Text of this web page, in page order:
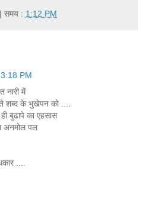
| समय : 1:12 PM
PM
नारी में
शब्द के भुखेपन को ....
बुढापे का एहसास
अनमोल पल
....